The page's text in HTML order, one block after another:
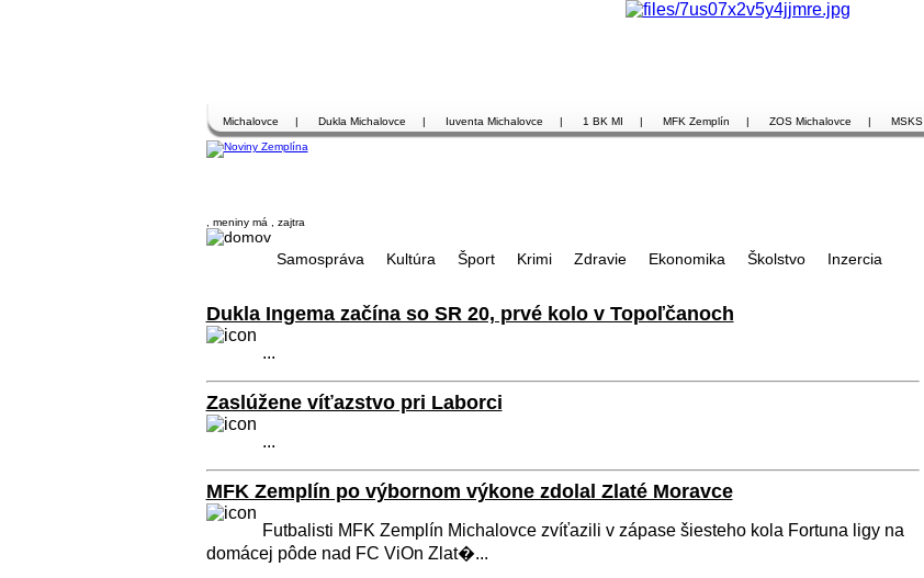
Michalovce | Dukla Michalovce | Iuventa Michalovce | 1 BK MI | MFK Zemplín | ZOS Michalovce | MSKS
, meniny má
, zajtra
Samospráva Kultúra Šport Krimi Zdravie Ekonomika Školstvo Inzercia
Dukla Ingema začína so SR 20, prvé kolo v Topoľčanoch
...
Zaslúžene víťazstvo pri Laborci
...
MFK Zemplín po výbornom výkone zdolal Zlaté Moravce
Futbalisti MFK Zemplín Michalovce zvíťazili v zápase šiesteho kola Fortuna ligy na
domácej pôde nad FC ViOn Zlat�...